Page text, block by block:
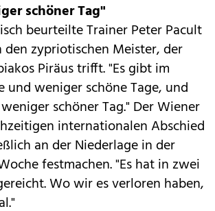
schöner Tag"
beurteilte Trainer Peter Pacult
den zypriotischen Meister, der
Piräus trifft. "Es gibt im
und weniger schöne Tage, und
schöner Tag." Der Wiener
internationalen Abschied
an der Niederlage in der
festmachen. "Es hat in zwei
Wo wir es verloren haben,